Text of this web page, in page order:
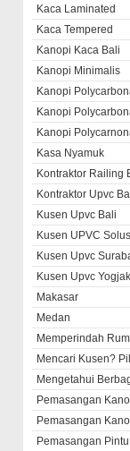
Kaca Laminated
Kaca Tempered
Kanopi Kaca Bali
Kanopi Minimalis
Kanopi
Kanopi
Kanopi
Kasa Nyamuk
Kontraktor Railing
Kontraktor Upvc
Kusen Upvc Bali
Kusen UPVC
Kusen Upvc
Kusen Upvc
Makasar
Medan
Memperindah
Mencari Kusen?
Mengetahui
Pemasangan
Pemasangan
Pemasangan